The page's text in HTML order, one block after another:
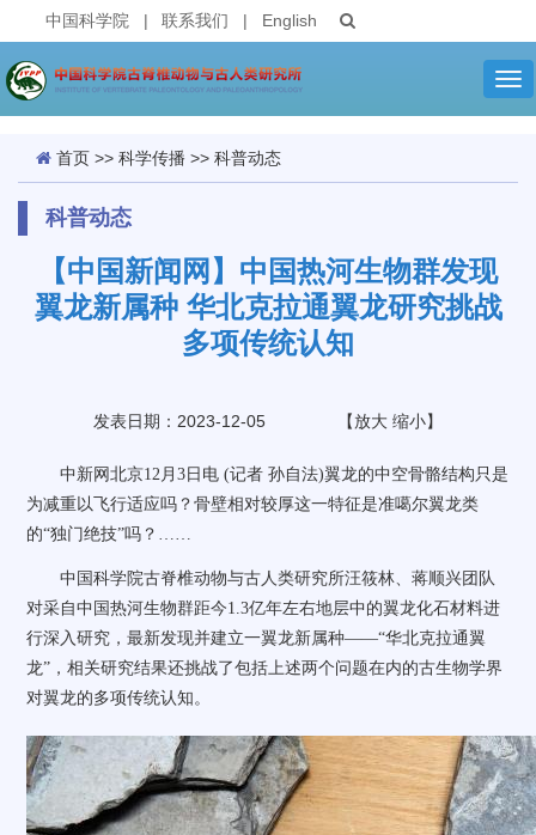
中国科学院 | 联系我们 | English
首页 >> 科学传播 >> 科普动态
科普动态
【中国新闻网】中国热河生物群发现
翼龙新属种 华北克拉通翼龙研究挑战
多项传统认知
发表日期：2023-12-05 【放大 缩小】
中新网北京12月3日电 (记者 孙自法)翼龙的中空骨骼结构只是
为减重以飞行适应吗？骨壁相对较厚这一特征是准噶尔翼龙类
的“独门绝技”吗？……
中国科学院古脊椎动物与古人类研究所汪筱林、蒋顺兴团队
对采自中国热河生物群距今1.3亿年左右地层中的翼龙化石材料进
行深入研究，最新发现并建立一翼龙新属种——“华北克拉通翼
龙”，相关研究结果还挑战了包括上述两个问题在内的古生物学界
对翼龙的多项传统认知。